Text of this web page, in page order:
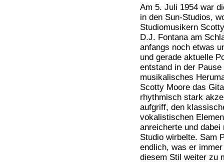
Am 5. Juli 1954 war
in den Sun-Studios,
Studiomusikern
D.J. Fontana am
anfangs noch etwas
und gerade aktuelle
entstand in der
musikalisches
Scotty Moore das
rhythmisch stark
aufgriff, den
vokalistischen
anreicherte und
Studio wirbelte. Sam
endlich, was er
diesem Stil weiter zu